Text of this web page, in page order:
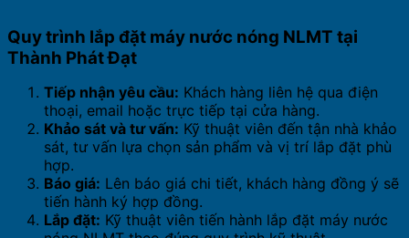
Quy trình lắp đặt máy nước nóng NLMT tại
Thành Phát Đạt
Tiếp nhận yêu cầu: Khách hàng liên hệ qua điện
thoại, email hoặc trực tiếp tại cửa hàng.
Khảo sát và tư vấn: Kỹ thuật viên đến tận nhà khảo
sát, tư vấn lựa chọn sản phẩm và vị trí lắp đặt phù
hợp.
Báo giá: Lên báo giá chi tiết, khách hàng đồng ý sẽ
tiến hành ký hợp đồng.
Lắp đặt: Kỹ thuật viên tiến hành lắp đặt máy nước